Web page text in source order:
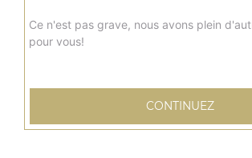
Ce n'est pas grave, nous avons plein
pour vous!
CONTINUEZ